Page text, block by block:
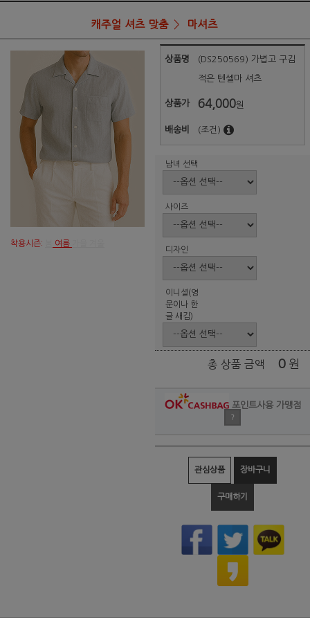
캐주얼 셔츠 맞춤 마셔츠
착용시즌: 여름
상품명 (DS250569) 가볍고 구김
적은 텐셀마 셔츠
상품가 64,000원
배송비 (조건)
남녀 선택
사이즈
디자인
이니셜(영
문이나 한
글 새김)
총 상품 금액 0 원
포인트사용 가맹점
?
관심상품 장바구니
구매하기